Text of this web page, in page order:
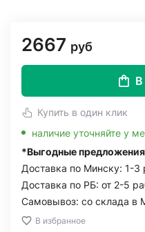
2667 руб
В
Купить в один клик
наличие уточняйте у
*Выгодные предложения
Доставка по Минску: 1-3
Доставка по РБ: от 2-5
Самовывоз: со склада в
В избранное